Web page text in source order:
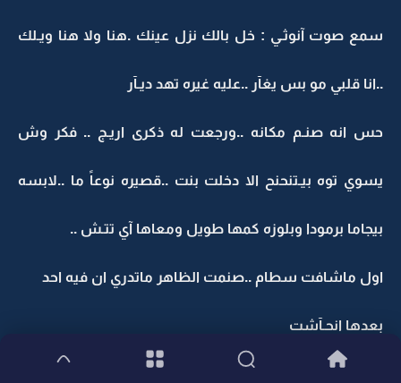
سمع صوت آنوثـي : خل بالك نزل عينك .هنا ولا هنا ويـلك
..انا قلبي مو بس يغآر ..عليه غيره تهد ديـآر
حس انه صنـم مكانه ..ورجعت له ذكرى اريـج .. فكر وش
يسوي توه بيـتنحنح الا دخلت بنت ..قصيره نوعاً ما ..لابسه
بيجاما برمودا وبلوزه كمها طويل ومعاها آي تتـش ..
اول ماشافت سطام ..صنمت الظاهر ماتدري ان فيه احد
بعدها انحـآشت